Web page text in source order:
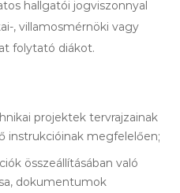
hallgatói jogviszonnyal
, villamosmérnöki vagy
folytató diákot.
projektek tervrajzainak
instrukcióinak megfelelően;
összeállításában való
dokumentumok